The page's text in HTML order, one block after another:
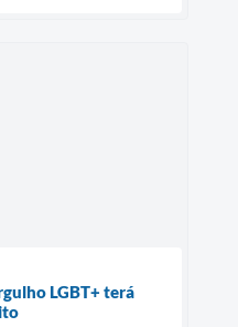
LGBT+ terá